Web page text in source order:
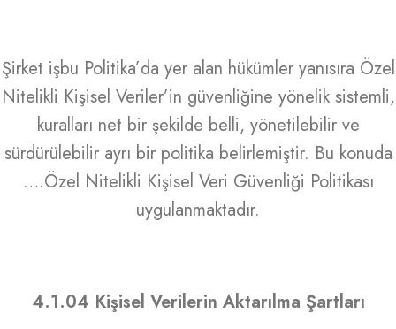
Şirket işbu Politika’da yer alan hükümler yanısıra Özel
Nitelikli Kişisel Veriler’in güvenliğine yönelik sistemli,
kuralları net bir şekilde belli, yönetilebilir ve
sürdürülebilir ayrı bir politika belirlemiştir. Bu konuda
….Özel Nitelikli Kişisel Veri Güvenliği Politikası
uygulanmaktadır.
4.1.04 Kişisel Verilerin Aktarılma Şartları